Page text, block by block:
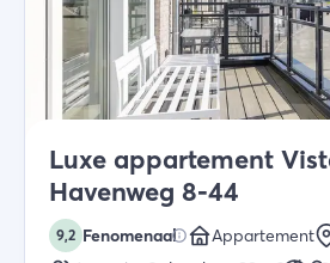
Luxe appartement
Havenweg 8-44
9,2 Fenomenaal Appartement